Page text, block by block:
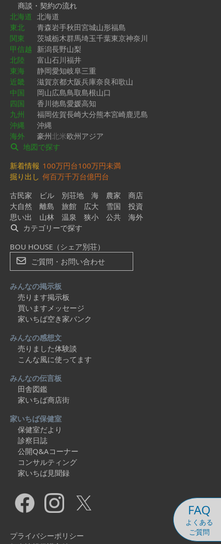
FAQ
よくある
ご質問
商談・契約の流れ
北海道 北海道
東北
青森岩手秋田宮城山形福島
関東
茨城栃木群馬埼玉千葉東京神奈川
甲信越 新潟長野山梨
北陸
富山石川福井
東海
静岡愛知岐阜三重
近畿
滋賀京都大阪兵庫奈良和歌山
中国
岡山広島鳥取島根山口
四国
香川徳島愛媛高知
九州
福岡佐賀長崎大分熊本宮崎鹿児島
沖縄
沖縄
海外
豪州北米欧州アジア
地図で探す
新着情報 100万円台100万円未満
掘り出し 何百万千万台億円台
古民家
ビル 別荘地 海 農家
商店
大自然
離島 旅館 広大 雪国
投資
思い出
山林 温泉 狭小 公共
海外
カテゴリーで探す
BOU HOUSE（シェア別荘）
ご質問・お問い合わせ
みんなの掲示板
売ります掲示板
買いますメッセージ
家いちば空き家バンク
みんなの感想文
売りました体験談
こんな風に使ってます
みんなの伝言板
田舎図鑑
家いちば商店街
家いちば保健室
保健室だより
診察日誌
公開Q&Aコーナー
コンサルティング
家いちば見聞録
プライバシーポリシー